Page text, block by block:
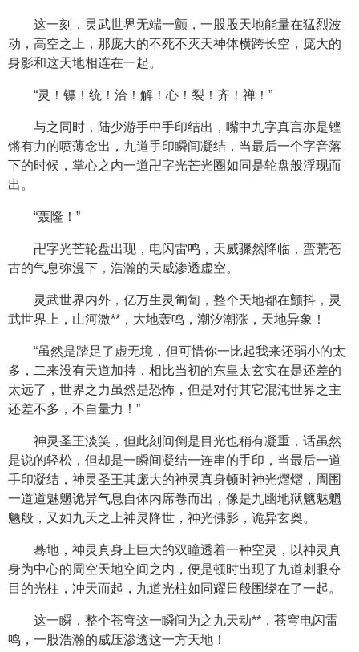
这一刻，灵武世界无端一颤，一股股天地能量在猛烈波
动，高空之上，那庞大的不死不灭天神体横跨长空，庞大的
身影和这天地相连在一起。
“灵！镖！统！洽！解！心！裂！齐！禅！”
与之同时，陆少游手中手印结出，嘴中九字真言亦是铿
锵有力的喷薄念出，九道手印瞬间凝结，当最后一个字音落
下的时候，掌心之内一道卍字光芒光圈如同是轮盘般浮现而
出。
“轰隆！”
卍字光芒轮盘出现，电闪雷鸣，天威骤然降临，蛮荒苍
古的气息弥漫下，浩瀚的天威渗透虚空。
灵武世界内外，亿万生灵匍匐，整个天地都在颤抖，灵
武世界上，山河激**，大地轰鸣，潮汐潮涨，天地异象！
“虽然是踏足了虚无境，但可惜你一比起我来还弱小的太
多，二来没有天道加持，相比当初的东皇太玄实在是还差的
太远了，世界之力虽然是恐怖，但是对付其它混沌世界之主
还差不多，不自量力！”
神灵圣王淡笑，但此刻间倒是目光也稍有凝重，话虽然
是说的轻松，但却是一瞬间凝结一连串的手印，当最后一道
手印凝结，神灵圣王其庞大的神灵真身顿时神光熠熠，周围
一道道魅魍诡异气息自体内席卷而出，像是九幽地狱魑魅魍
魉般，又如九天之上神灵降世，神光佛影，诡异玄奥。
蓦地，神灵真身上巨大的双瞳透着一种空灵，以神灵真
身为中心的周空天地空间之内，便是顿时出现了九道刺眼夺
目的光柱，冲天而起，九道光柱如同耀日般围绕在了一起。
这一瞬，整个苍穹这一瞬间为之九天动**，苍穹电闪雷
鸣，一股浩瀚的威压渗透这一方天地！